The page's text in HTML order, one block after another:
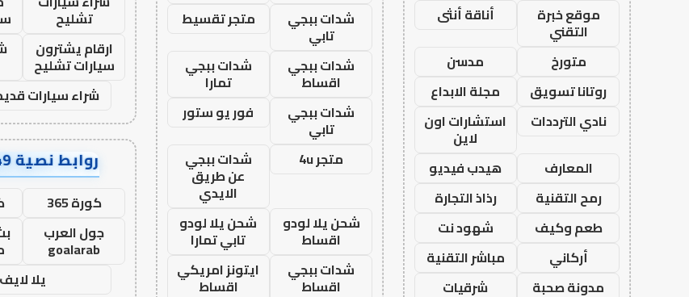
موقع خبرة
التقني
أناقة أنثى
متورخ
مدسن
روتانا تسويق
مجلة الابداع
نادي الترددات
استشارات اون
لاين
المعارف
هيدب فيديو
رمح التقنية
رذاذ التجارة
طعم وكيف
شهود نت
أركاني
مباشر التقنية
مدونة صحبة
شرقيات
شدات ببجي
تابي
متجر تقسيط
شدات ببجي
اقساط
شدات ببجي
تمارا
شدات ببجي
تابي
فور يو ستور
متجر 4u
شدات ببجي
عن طريق
الايدي
شحن يلا لودو
اقساط
شحن يلا لودو
تابي تمارا
شدات ببجي
اقساط
ايتونز امريكي
اقساط
تشليح
ارقام يشترون
سيارات تشليح
شراء سيارات
روابط نصية AA67449
كورة 365
جول العرب
goalarab
يلا لايف